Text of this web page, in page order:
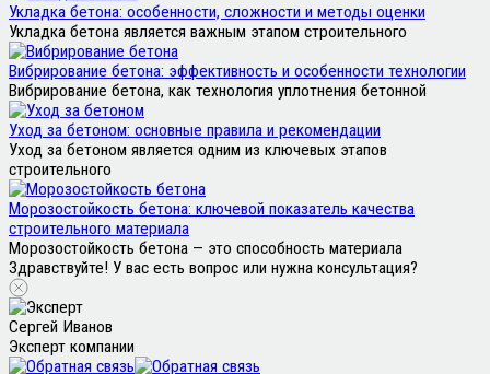
Укладка бетона: особенности, сложности и методы оценки
Укладка бетона является важным этапом строительного
Вибрирование бетона: эффективность и особенности технологии
Вибрирование бетона, как технология уплотнения бетонной
Уход за бетоном: основные правила и рекомендации
Уход за бетоном является одним из ключевых этапов
строительного
Морозостойкость бетона: ключевой показатель качества
строительного материала
Морозостойкость бетона — это способность материала
Здравствуйте! У вас есть вопрос или нужна консультация?
Сергей Иванов
Эксперт компании